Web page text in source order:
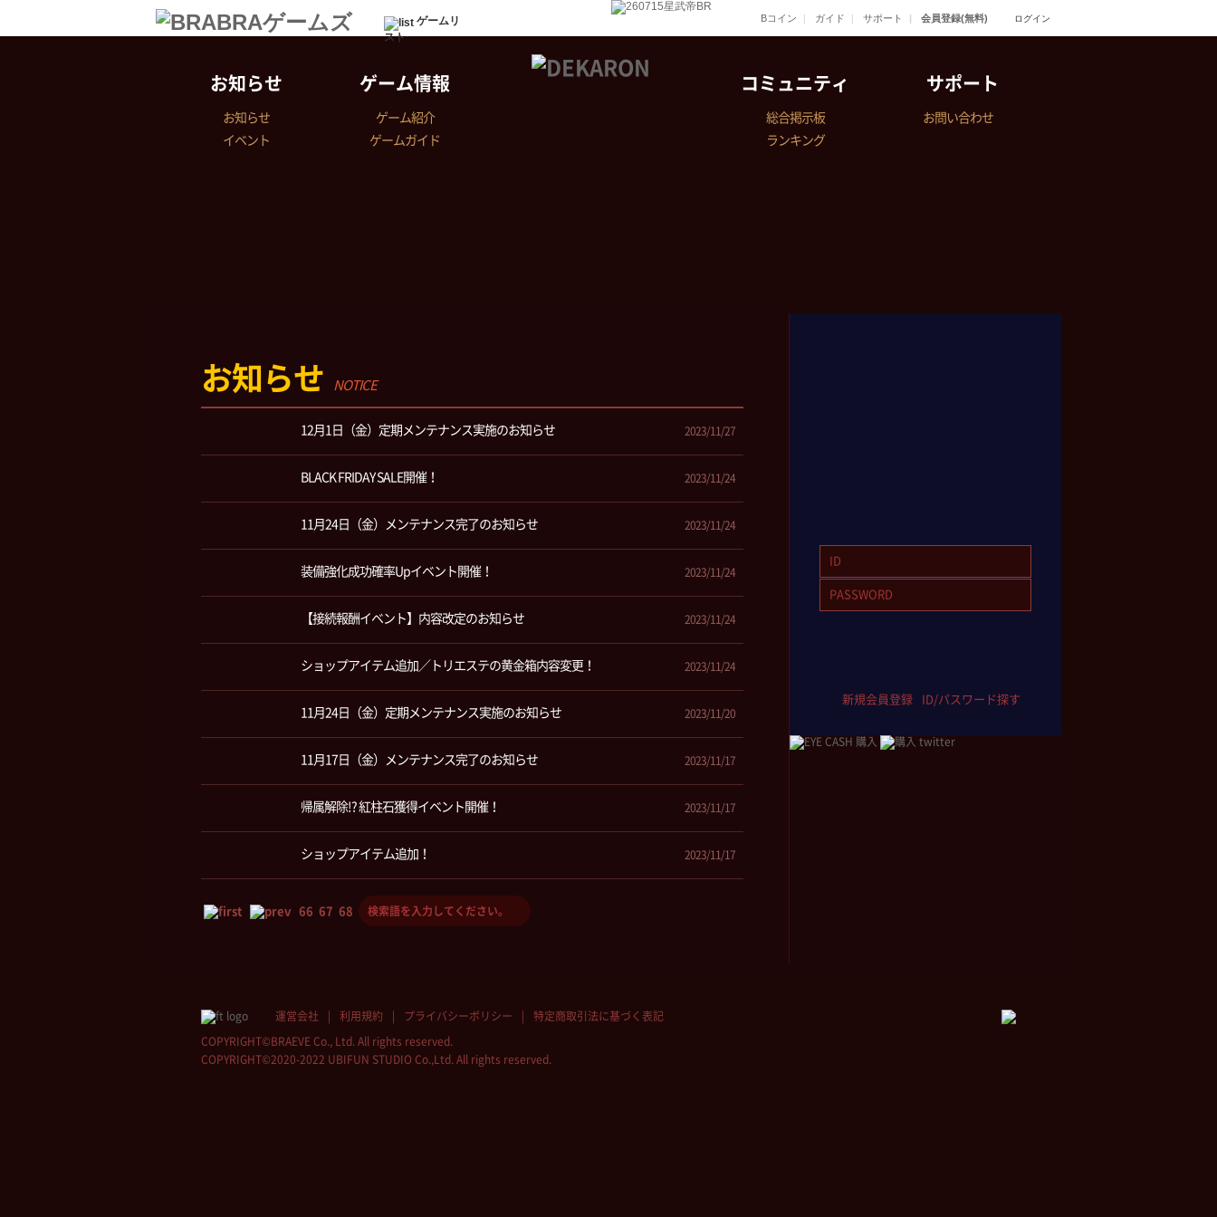
ゲームリ
スト
Bコイン ガイド サポート 会員登録(無料) ログイン
お知らせ
お知らせ
イベント
ゲーム情報
ゲーム紹介
ゲームガイド
コミュニティ
総合掲示板
ランキング
サポート
お問い合わせ
お知らせ NOTICE
12月1日（金）定期メンテナンス実施のお知らせ 2023/11/27
BLACK FRIDAY SALE開催！ 2023/11/24
11月24日（金）メンテナンス完了のお知らせ 2023/11/24
装備強化成功確率Upイベント開催！ 2023/11/24
【接続報酬イベント】内容改定のお知らせ 2023/11/24
ショップアイテム追加／トリエステの黄金箱内容変更！ 2023/11/24
11月24日（金）定期メンテナンス実施のお知らせ 2023/11/20
11月17日（金）メンテナンス完了のお知らせ 2023/11/17
帰属解除!? 紅柱石獲得イベント開催！ 2023/11/17
ショップアイテム追加！ 2023/11/17
66 67 68 69 70
新規会員登録 ID/パスワード探す
運営会社 利用規約 プライバシーポリシー 特定商取引法に基づく表記
COPYRIGHT©BRAEVE Co., Ltd. All rights reserved.
COPYRIGHT©2020-2022 UBIFUN STUDIO Co.,Ltd. All rights reserved.